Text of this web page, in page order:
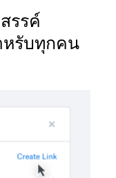
รรค์
หรับทุกคน